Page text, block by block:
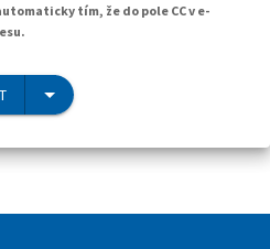
tím, že do pole CC v e-